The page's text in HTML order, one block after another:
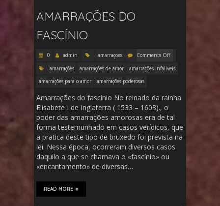
AMARRAÇÕES DO
FASCÍNIO
0 admin amarraçoes
Comments Off
amarrações
amarrações de amor
amarrações infalíveis
amarrações para o amor
amarrações poderosas
Amarrações do fascínio No reinado da rainha
Elisabete I de Inglaterra ( 1533 – 1603)., o
poder das amarrações amorosas era de tal
forma testemunhado em casos verídicos, que
a pratica deste tipo de bruxedo foi prevista na
lei. Nessa época, ocorreram diversos casos
daquilo a que se chamava o «fascínio» ou
«encantamento» de diversas…
READ MORE